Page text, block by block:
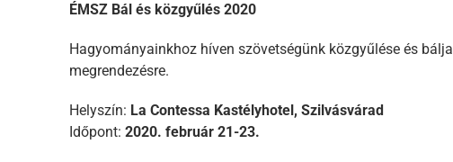
ÉMSZ Bál és közgyűlés 2020
Hagyományainkhoz híven szövetségünk közgyűlése és
megrendezésre.
Helyszín: La Contessa Kastélyhotel, Szilvásvárad
Időpont: 2020. február 21-23.